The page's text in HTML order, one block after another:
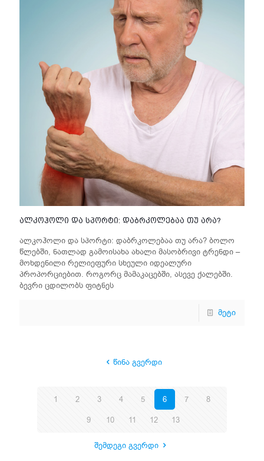
ალკოჰოლი და სპორტი: დაბრკოლებაა თუ არა?
ალკოჰოლი და სპორტი: დაბრკოლებაა თუ არა? ბოლო
წლებში, ნათლად გამოისახა ახალი მასობრივი ტრენდი –
მოხდენილი რელიეფური სხეული იდეალური
პროპორციებით. როგორც მამაკაცებში, ასევე ქალებში.
ბევრი ცდილობს ფიტნეს
მეტი
წინა გვერდი
1 2 3 4 5 6 7 8
9 10 11 12 13
შემდეგი გვერდი